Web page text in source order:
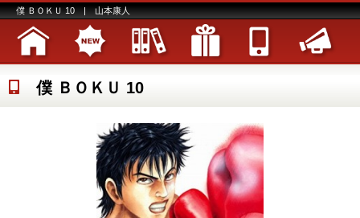
僕 ＢＯＫＵ 10 | 山本康人
僕 ＢＯＫＵ 10